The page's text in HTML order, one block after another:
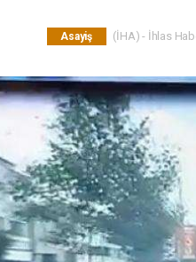
Asayiş (İHA) - İhlas